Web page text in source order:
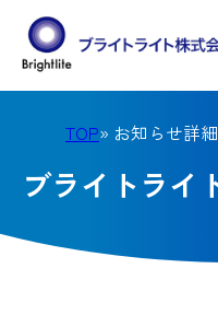
TOP» お知らせ詳細
ブライトライ